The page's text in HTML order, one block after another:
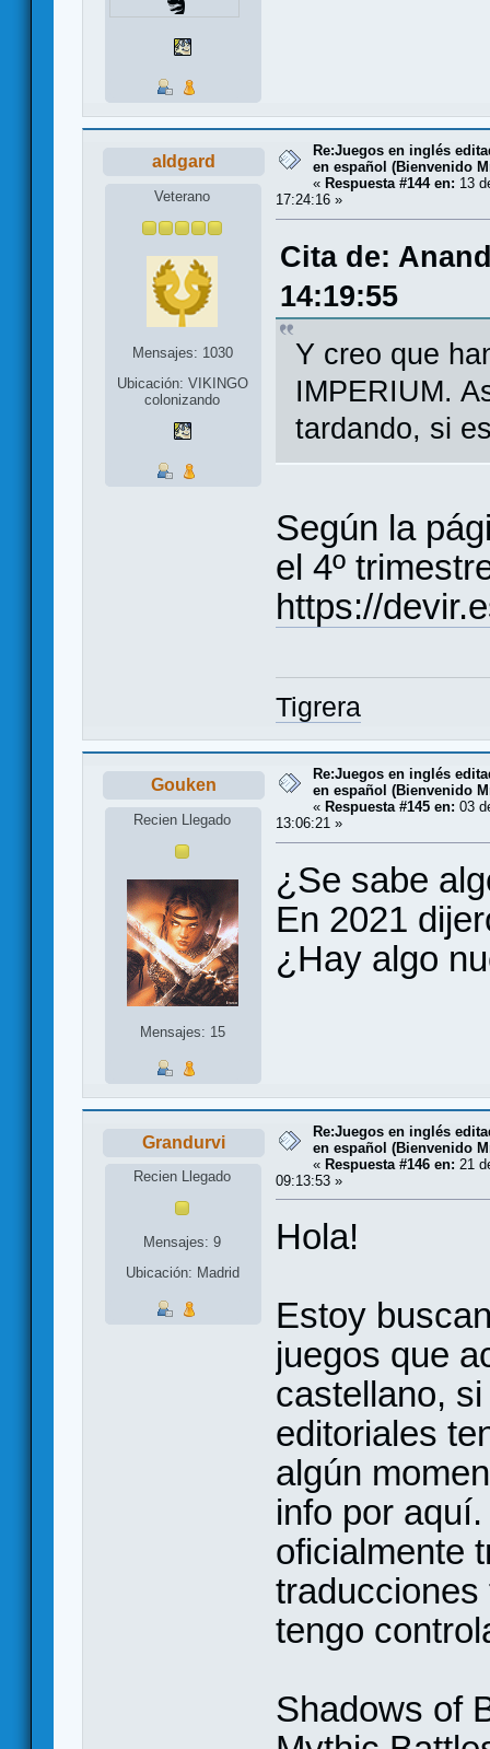
aldgard
Veterano
Mensajes: 1030
Ubicación: VIKINGO
colonizando
Re:Juegos en inglés
en español (Bienvenido
« Respuesta #144 en: 13
17:24:16 »
Cita de:
14:19:55
Y creo que
IMPERIUM.
tardando, si
Según la
el 4º
https://
Tigrera
Gouken
Recien Llegado
Mensajes: 15
Re:Juegos en inglés
en español (Bienvenido
« Respuesta #145 en: 03
13:06:21 »
¿Se sabe
En 2021
¿Hay algo
Grandurvi
Recien Llegado
Mensajes: 9
Ubicación: Madrid
Re:Juegos en inglés
en español (Bienvenido
« Respuesta #146 en: 21
09:13:53 »
Hola!
Estoy
juegos que
castellano,
editoriales
algún
info por
oficialmente
tengo
Shadows of